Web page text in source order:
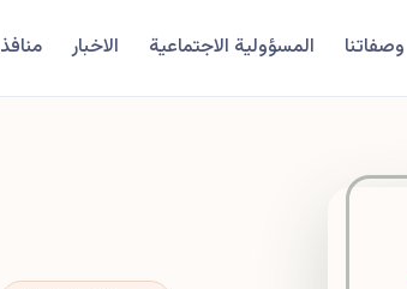
وصفاتنا المسؤولية الاجتماعية الاخبار